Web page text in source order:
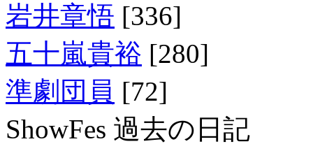
岩井章悟 [336]
五十嵐貴裕 [280]
準劇団員 [72]
ShowFes 過去の日記